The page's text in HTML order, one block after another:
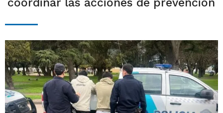
coordinar las acciones de prevención